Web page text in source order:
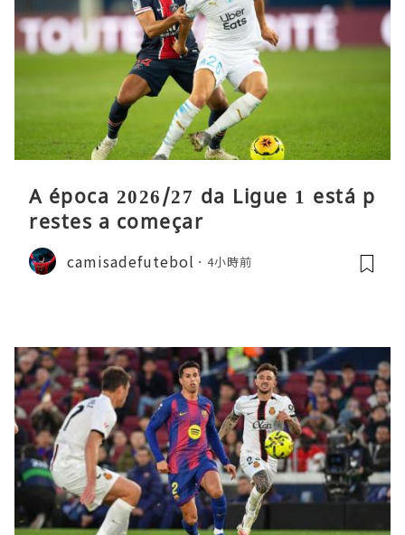
A época 2026/27 da Ligue 1 está p
restes a começar
camisadefutebol 4小時前